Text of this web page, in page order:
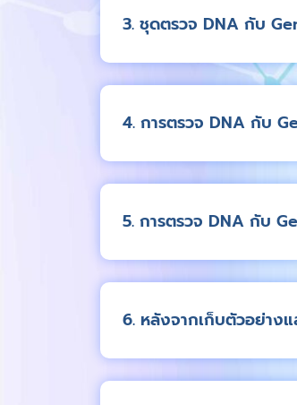
3. ชุดตรวจ DNA กับ
4. การตรวจ DNA กับ
5. การตรวจ DNA กับ
6. หลังจากเก็บตัวอย่าง